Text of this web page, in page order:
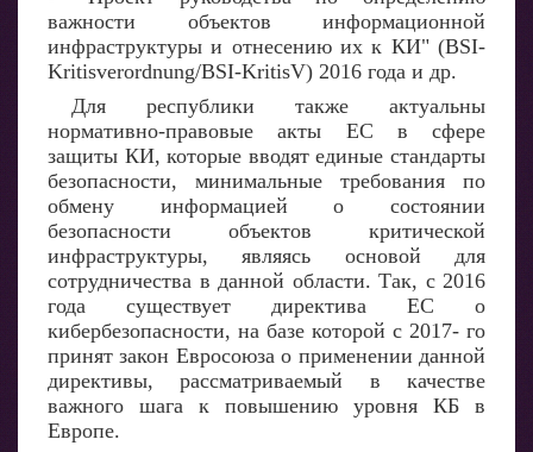
важности объектов информационной
инфраструктуры и отнесению их к КИ" (BSI-
Kritisverordnung/BSI-KritisV) 2016 года и др.
Для республики также актуальны
нормативно-правовые акты ЕС в сфере
защиты КИ, которые вводят единые стандарты
безопасности, минимальные требования по
обмену информацией о состоянии
безопасности объектов критической
инфраструктуры, являясь основой для
сотрудничества в данной области. Так, с 2016
года существует директива ЕС о
кибербезопасности, на базе которой с 2017- го
принят закон Евросоюза о применении данной
директивы, рассматриваемый в качестве
важного шага к повышению уровня КБ в
Европе.